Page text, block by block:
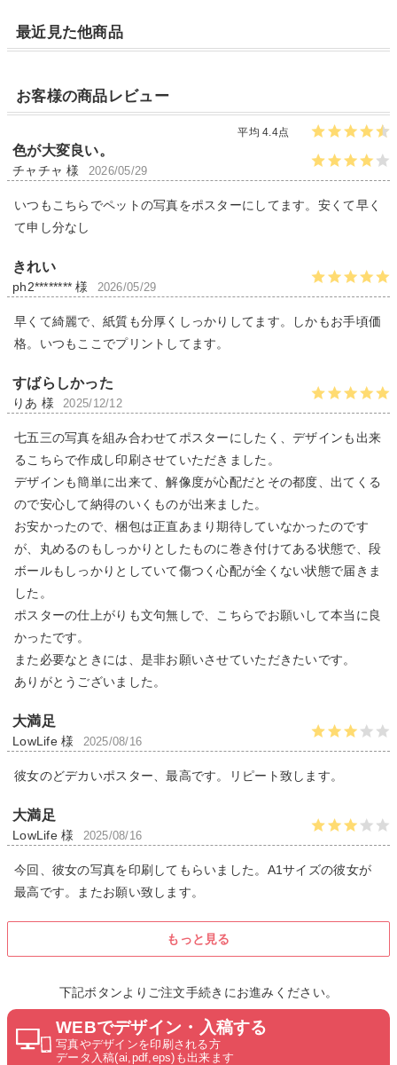
最近見た他商品
お客様の商品レビュー
平均 4.4点
色が大変良い。
チャチャ 様 2026/05/29
いつもこちらでペットの写真をポスターにしてます。安くて早く
て申し分なし
きれい
ph2******** 様 2026/05/29
早くて綺麗で、紙質も分厚くしっかりしてます。しかもお手頃価
格。いつもここでプリントしてます。
すばらしかった
りあ 様 2025/12/12
七五三の写真を組み合わせてポスターにしたく、デザインも出来
るこちらで作成し印刷させていただきました。
デザインも簡単に出来て、解像度が心配だとその都度、出てくる
ので安心して納得のいくものが出来ました。
お安かったので、梱包は正直あまり期待していなかったのです
が、丸めるのもしっかりとしたものに巻き付けてある状態で、段
ボールもしっかりとしていて傷つく心配が全くない状態で届きま
した。
ポスターの仕上がりも文句無しで、こちらでお願いして本当に良
かったです。
また必要なときには、是非お願いさせていただきたいです。
ありがとうございました。
大満足
LowLife 様 2025/08/16
彼女のどデカいポスター、最高です。リピート致します。
大満足
LowLife 様 2025/08/16
今回、彼女の写真を印刷してもらいました。A1サイズの彼女が
最高です。またお願い致します。
もっと見る
下記ボタンよりご注文手続きにお進みください。
WEBでデザイン・入稿する
写真やデザインを印刷される方
データ入稿(ai,pdf,eps)も出来ます